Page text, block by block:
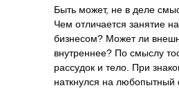
Быть может, не в деле
Чем отличается занятие
бизнесом? Может ли
внутреннее? По смыслу
рассудок и тело. При
наткнулся на